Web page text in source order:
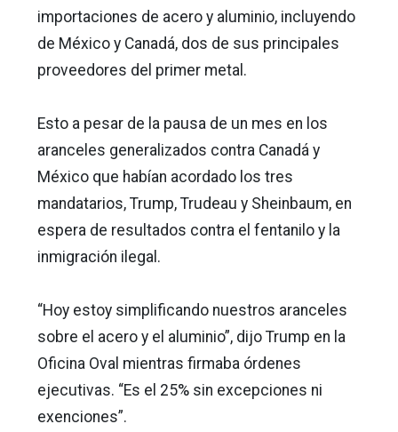
importaciones de acero y aluminio, incluyendo
de México y Canadá, dos de sus principales
proveedores del primer metal.
Esto a pesar de la pausa de un mes en los
aranceles generalizados contra Canadá y
México que habían acordado los tres
mandatarios, Trump, Trudeau y Sheinbaum, en
espera de resultados contra el fentanilo y la
inmigración ilegal.
“Hoy estoy simplificando nuestros aranceles
sobre el acero y el aluminio”, dijo Trump en la
Oficina Oval mientras firmaba órdenes
ejecutivas. “Es el 25% sin excepciones ni
exenciones”.